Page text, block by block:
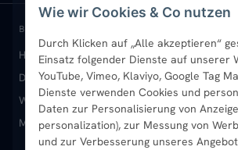
Wie wir Cookies & Co nutzen
Durch Klicken auf „Alle akzeptieren“
Einsatz folgender Dienste auf unserer
YouTube, Vimeo, Klaviyo, Google Tag
Dienste verwenden Cookies und
Daten zur Personalisierung von
personalization), zur Messung von
und zur Verbesserung unseres
Paneelheizkörper
Vertikal-Heizkörper
Heizkörper-Zubehör
Rückgabe & Widerruf
Garantie & Gewährleistung
Montageservice vor Ort
Sendung verfolgen
Standort & Abholung Jüchen
B2B-Kunden
Karriere
Ratgeber
Anmelden / Mein Konto
Merkliste
Newsletter
Aktuelle Angebote
BELIEBTE KATEGORIEN
Heizkörper kaufenBadheizkörper
Design-HeizkörperPaneelheizkörperVertikal-
Wandheizkörper Wohnraum-Heizkörper
Mischbetrieb-HeizkörperHeizkörper-Zubehör